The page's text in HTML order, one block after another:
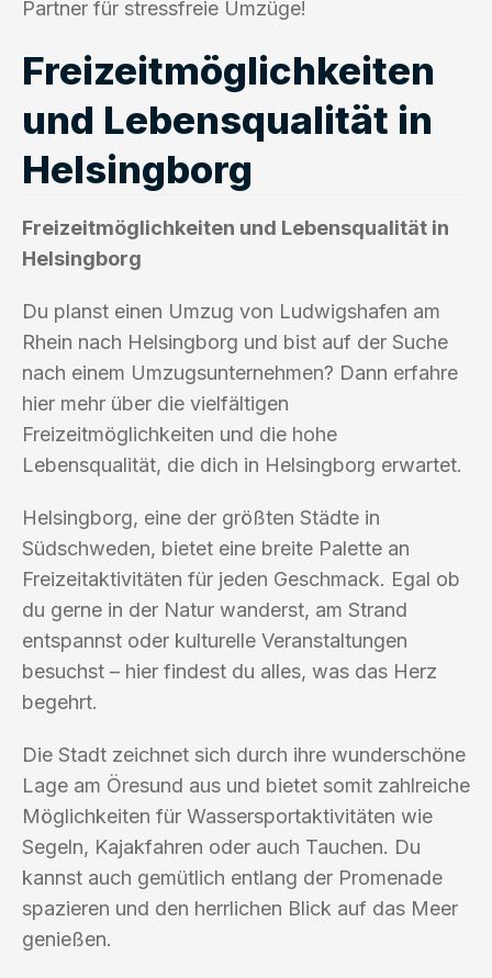
Partner für stressfreie Umzüge!
Freizeitmöglichkeiten
und Lebensqualität in
Helsingborg
Freizeitmöglichkeiten und Lebensqualität in
Helsingborg
Du planst einen Umzug von Ludwigshafen am
Rhein nach Helsingborg und bist auf der Suche
nach einem Umzugsunternehmen? Dann erfahre
hier mehr über die vielfältigen
Freizeitmöglichkeiten und die hohe
Lebensqualität, die dich in Helsingborg erwartet.
Helsingborg, eine der größten Städte in
Südschweden, bietet eine breite Palette an
Freizeitaktivitäten für jeden Geschmack. Egal ob
du gerne in der Natur wanderst, am Strand
entspannst oder kulturelle Veranstaltungen
besuchst – hier findest du alles, was das Herz
begehrt.
Die Stadt zeichnet sich durch ihre wunderschöne
Lage am Öresund aus und bietet somit zahlreiche
Möglichkeiten für Wassersportaktivitäten wie
Segeln, Kajakfahren oder auch Tauchen. Du
kannst auch gemütlich entlang der Promenade
spazieren und den herrlichen Blick auf das Meer
genießen.